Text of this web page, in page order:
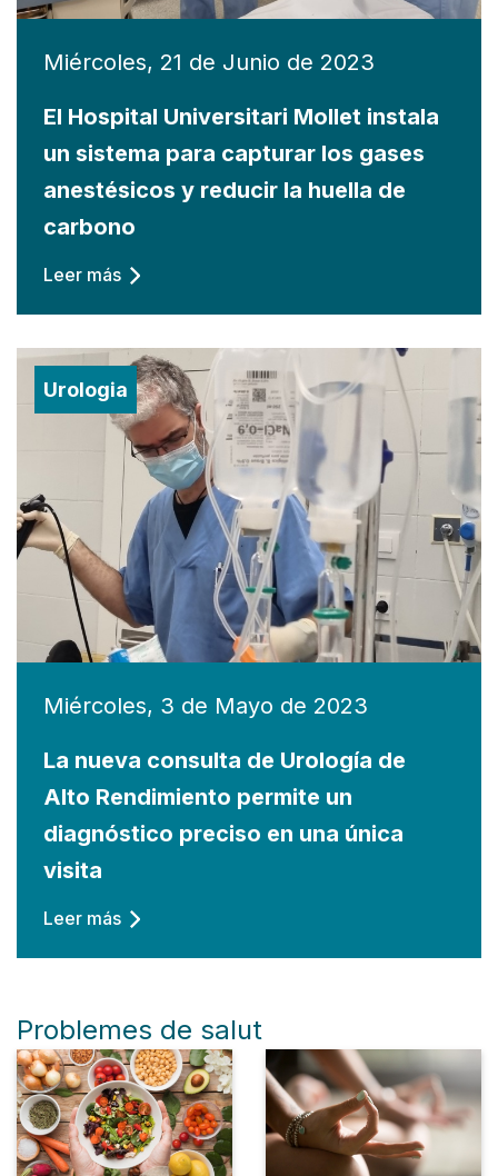
Miércoles, 21 de Junio de 2023
El Hospital Universitari Mollet instala
un sistema para capturar los gases
anestésicos y reducir la huella de
carbono
Leer más
Urologia
Miércoles, 3 de Mayo de 2023
La nueva consulta de Urología de
Alto Rendimiento permite un
diagnóstico preciso en una única
visita
Leer más
Problemes de salut